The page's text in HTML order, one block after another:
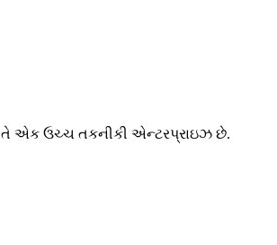
અને તે એક ઉચ્ચ તકનીકી એન્ટરપ્રાઇઝ છે.